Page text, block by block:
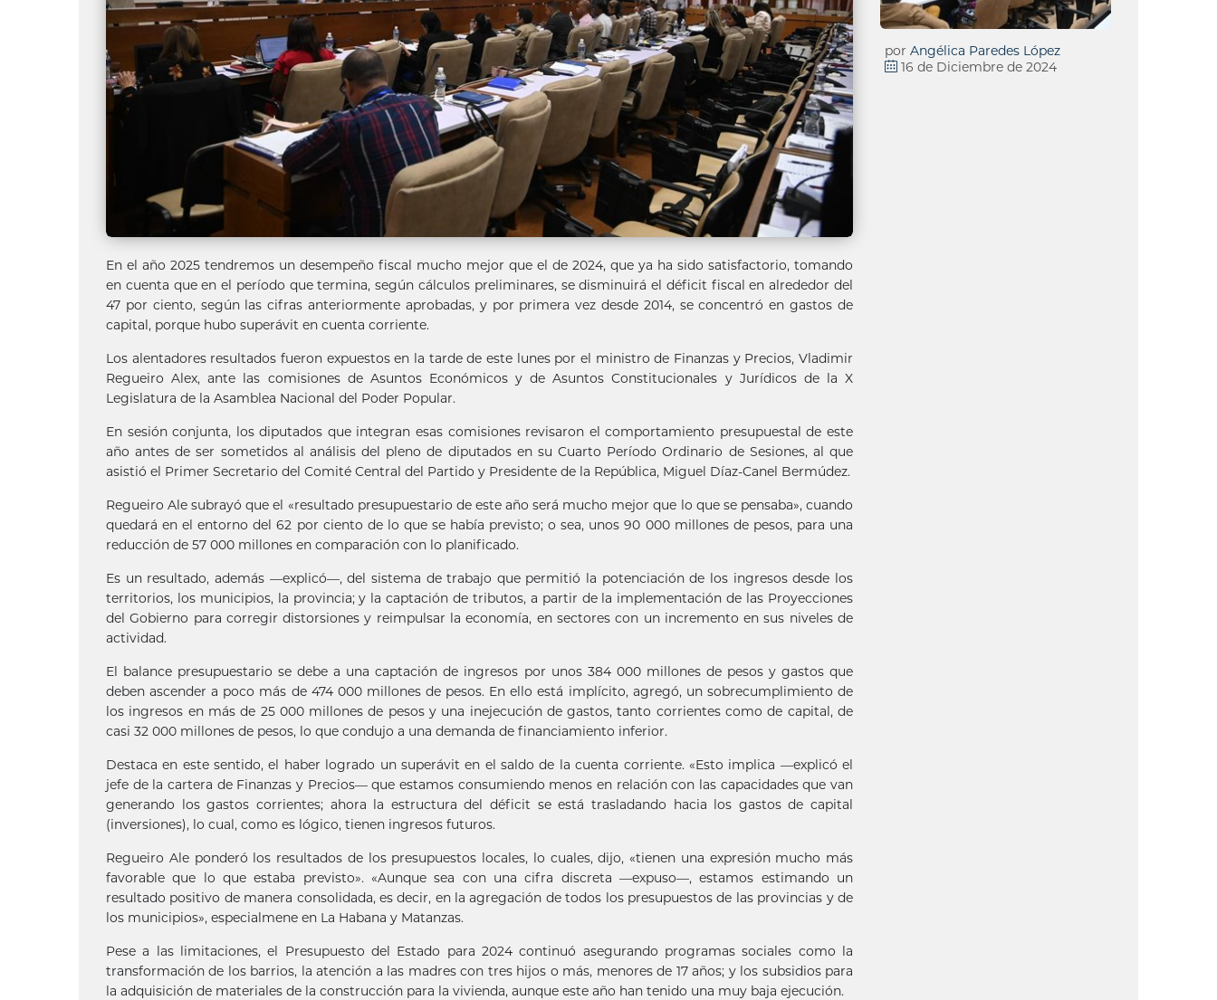
En el año 2025 tendremos un desempeño fiscal mucho mejor que el de 2024, que ya ha sido satisfactorio, tomando
en cuenta que en el período que termina, según cálculos preliminares, se disminuirá el déficit fiscal en alrededor del
47 por ciento, según las cifras anteriormente aprobadas, y por primera vez desde 2014, se concentró en gastos de
capital, porque hubo superávit en cuenta corriente.
Los alentadores resultados fueron expuestos en la tarde de este lunes por el ministro de Finanzas y Precios, Vladimir
Regueiro Alex, ante las comisiones de Asuntos Económicos y de Asuntos Constitucionales y Jurídicos de la X
Legislatura de la Asamblea Nacional del Poder Popular.
En sesión conjunta, los diputados que integran esas comisiones revisaron el comportamiento presupuestal de este
año antes de ser sometidos al análisis del pleno de diputados en su Cuarto Período Ordinario de Sesiones, al que
asistió el Primer Secretario del Comité Central del Partido y Presidente de la República, Miguel Díaz-Canel Bermúdez.
Regueiro Ale subrayó que el «resultado presupuestario de este año será mucho mejor que lo que se pensaba», cuando
quedará en el entorno del 62 por ciento de lo que se había previsto; o sea, unos 90 000 millones de pesos, para una
reducción de 57 000 millones en comparación con lo planificado.
Es un resultado, además —explicó—, del sistema de trabajo que permitió la potenciación de los ingresos desde los
territorios, los municipios, la provincia; y la captación de tributos, a partir de la implementación de las Proyecciones
del Gobierno para corregir distorsiones y reimpulsar la economía, en sectores con un incremento en sus niveles de
actividad.
El balance presupuestario se debe a una captación de ingresos por unos 384 000 millones de pesos y gastos que
deben ascender a poco más de 474 000 millones de pesos. En ello está implícito, agregó, un sobrecumplimiento de
los ingresos en más de 25 000 millones de pesos y una inejecución de gastos, tanto corrientes como de capital, de
casi 32 000 millones de pesos, lo que condujo a una demanda de financiamiento inferior.
Destaca en este sentido, el haber logrado un superávit en el saldo de la cuenta corriente. «Esto implica —explicó el
jefe de la cartera de Finanzas y Precios— que estamos consumiendo menos en relación con las capacidades que van
generando los gastos corrientes; ahora la estructura del déficit se está trasladando hacia los gastos de capital
(inversiones), lo cual, como es lógico, tienen ingresos futuros.
Regueiro Ale ponderó los resultados de los presupuestos locales, lo cuales, dijo, «tienen una expresión mucho más
favorable que lo que estaba previsto». «Aunque sea con una cifra discreta —expuso—, estamos estimando un
resultado positivo de manera consolidada, es decir, en la agregación de todos los presupuestos de las provincias y de
los municipios», especialmene en La Habana y Matanzas.
Pese a las limitaciones, el Presupuesto del Estado para 2024 continuó asegurando programas sociales como la
transformación de los barrios, la atención a las madres con tres hijos o más, menores de 17 años; y los subsidios para
la adquisición de materiales de la construcción para la vivienda, aunque este año han tenido una muy baja ejecución.
por Angélica Paredes López
16 de Diciembre de 2024